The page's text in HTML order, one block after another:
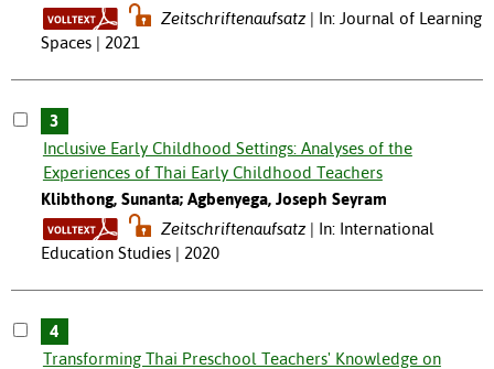
Zeitschriftenaufsatz
In: Journal of Learning
Spaces | 2021
3
Inclusive Early Childhood Settings: Analyses of the
Experiences of Thai Early Childhood Teachers
Klibthong, Sunanta; Agbenyega, Joseph Seyram
Zeitschriftenaufsatz
In: International
Education Studies | 2020
4
Transforming Thai Preschool Teachers' Knowledge on